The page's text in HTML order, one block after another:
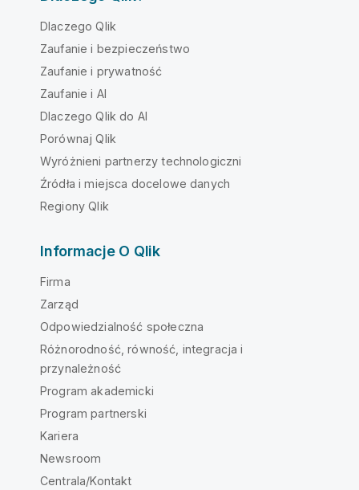
Dlaczego Qlik
Zaufanie i bezpieczeństwo
Zaufanie i prywatność
Zaufanie i AI
Dlaczego Qlik do AI
Porównaj Qlik
Wyróżnieni partnerzy technologiczni
Źródła i miejsca docelowe danych
Regiony Qlik
Informacje O Qlik
Firma
Zarząd
Odpowiedzialność społeczna
Różnorodność, równość, integracja i
przynależność
Program akademicki
Program partnerski
Kariera
Newsroom
Centrala/Kontakt